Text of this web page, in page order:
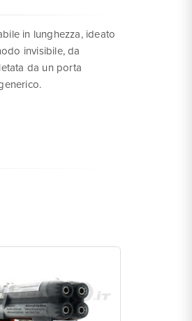
in lunghezza, ideato
invisibile, da
da un porta